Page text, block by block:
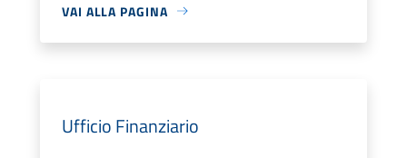
VAI ALLA PAGINA
Ufficio Finanziario